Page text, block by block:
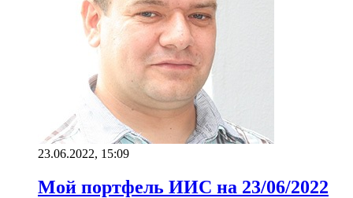
23.06.2022, 15:09
Мой портфель ИИС на 23/06/2022